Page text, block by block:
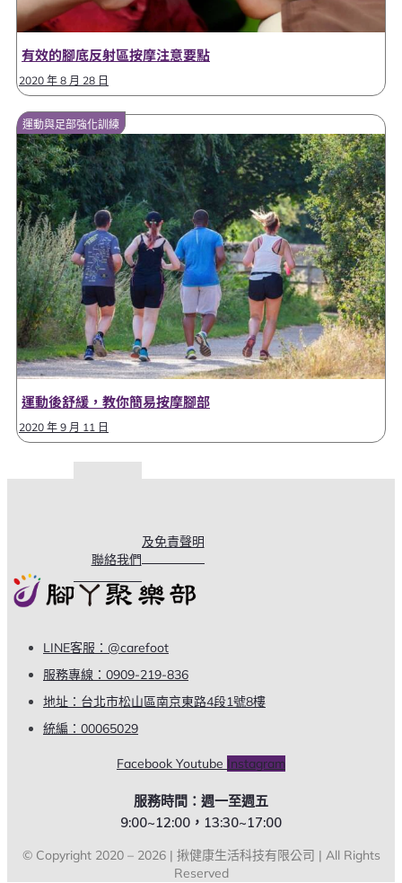
有效的腳底反射區按摩注意要點
2020 年 8 月 28 日
運動與足部強化訓練
運動後舒緩，教你簡易按摩腳部
2020 年 9 月 11 日
使用條款及免責聲明
聯絡我們
LINE客服：@carefoot
服務專線：0909-219-836
地址：台北市松山區南京東路4段1號8樓
統編：00065029
Facebook Youtube Instagram
服務時間：週一至週五
9:00~12:00，13:30~17:00
© Copyright 2020 – 2026 | 揪健康生活科技有限公司 | All Rights
Reserved